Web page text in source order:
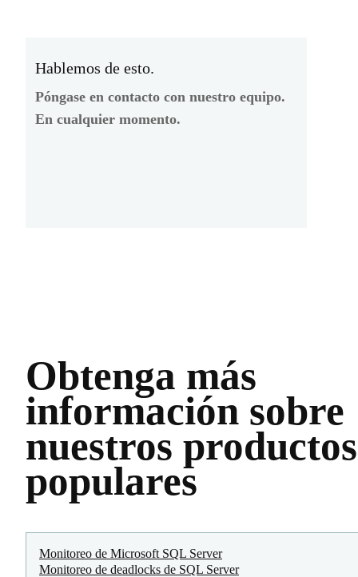
Hablemos de esto.
Póngase en contacto con nuestro equipo.
En cualquier momento.
Obtenga más
información sobre
nuestros productos
populares
Monitoreo de Microsoft SQL Server
Monitoreo de deadlocks de SQL Server